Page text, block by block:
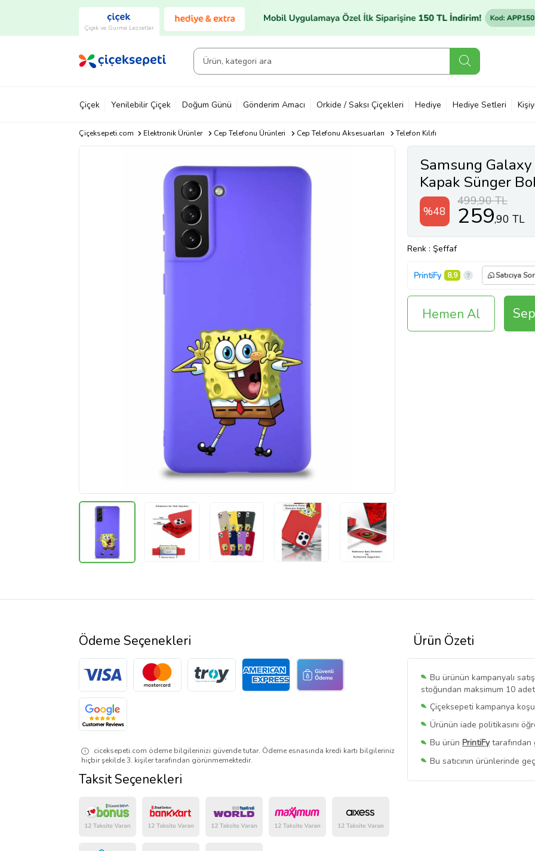
Çiçek ve Gurme Lezzetler
Çiçek Yenilebilir Çiçek Doğum Günü Gönderim Amacı Orkide / Saksı Çiçekleri Hediye Hediye Setleri
Çiçeksepeti.com Elektronik Ürünler Cep Telefonu Ürünleri Cep Telefonu Aksesuarları Telefon Kılıfı
Samsung
Kapak Sünger
Mor (Şeffaf)
%48
499,90 TL
259,90 TL
Renk : Şeffaf
PrintiFy 8,9 Satıcıya Sor
Hemen Al
Ürün Özeti
Bu ürünün kampanyalı
stoğundan maksimum 10
Çiçeksepeti kampanya
Ürünün iade politikasını
Bu ürün PrintiFytarafından
Bu satıcının ürünlerinde
Bu SatıcınınTüm
Ödeme Seçenekleri
ciceksepeti.com ödeme bilgilerinizi güvende tutar. Ödeme esnasında kredi kartı bilgileriniz
hiçbir şekilde 3. kişiler tarafından görünmemektedir.
Taksit Seçenekleri